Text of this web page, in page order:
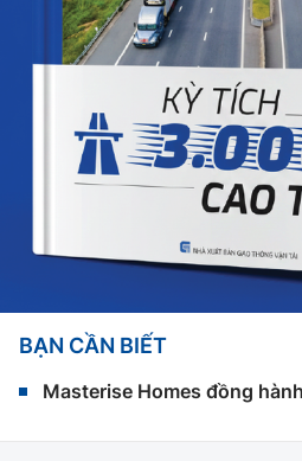
BẠN CẦN BIẾT
Masterise Homes đồng